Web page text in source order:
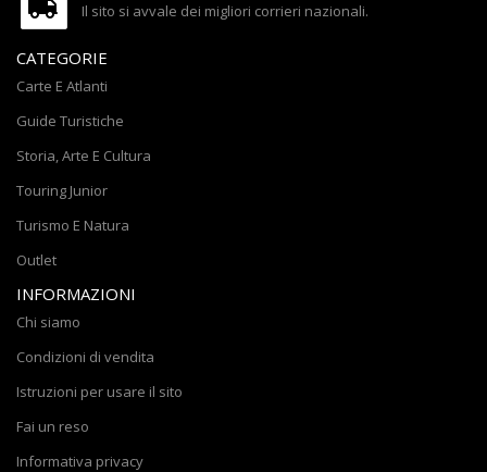
Il sito si avvale dei migliori corrieri nazionali.
CATEGORIE
Carte E Atlanti
Guide Turistiche
Storia, Arte E Cultura
Touring Junior
Turismo E Natura
Outlet
INFORMAZIONI
Chi siamo
Condizioni di vendita
Istruzioni per usare il sito
Fai un reso
Informativa privacy